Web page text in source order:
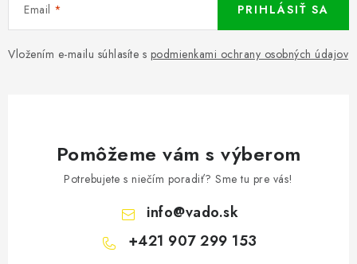
Email
Vložením e-mailu súhlasíte s podmienkami ochrany osobných údajov
PRIHLÁSIŤ SA
Pomôžeme vám s výberom
Potrebujete s niečím poradiť? Sme tu pre vás!
info@vado.sk
+421 907 299 153